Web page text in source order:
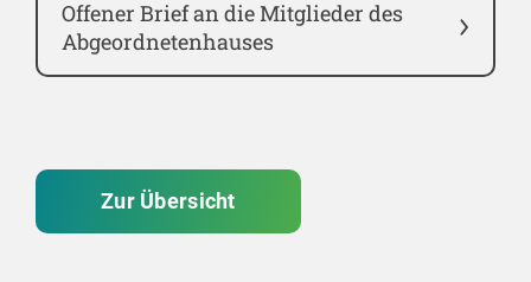
Offener Brief an die Mitglieder des
Abgeordnetenhauses
Zur Übersicht